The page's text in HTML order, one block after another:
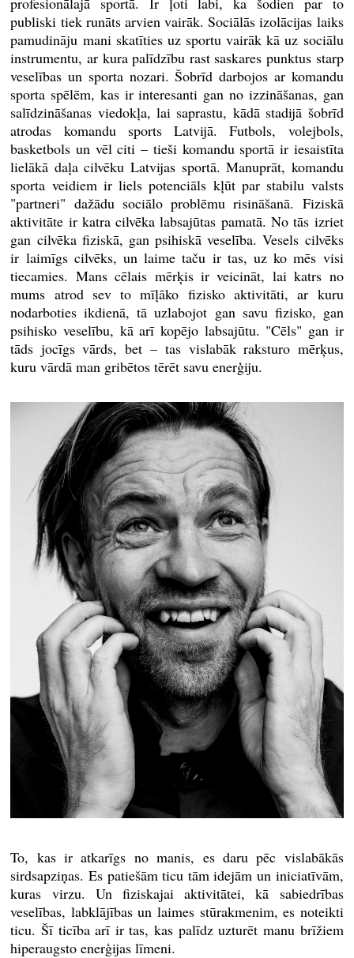
publiski tiek runāts arvien vairāk. Sociālās izolācijas laiks
pamudināju mani skatīties uz sportu vairāk kā uz sociālu
instrumentu, ar kura palīdzību rast saskares punktus starp
veselības un sporta nozari. Šobrīd darbojos ar komandu
sporta spēlēm, kas ir interesanti gan no izzināšanas, gan
salīdzināšanas viedokļa, lai saprastu, kādā stadijā šobrīd
atrodas komandu sports Latvijā. Futbols, volejbols,
basketbols un vēl citi – tieši komandu sportā ir iesaistīta
lielākā daļa cilvēku Latvijas sportā. Manuprāt, komandu
sporta veidiem ir liels potenciāls kļūt par stabilu valsts
"partneri" dažādu sociālo problēmu risināšanā. Fiziskā
aktivitāte ir katra cilvēka labsajūtas pamatā. No tās izriet
gan cilvēka fiziskā, gan psihiskā veselība. Vesels cilvēks
ir laimīgs cilvēks, un laime taču ir tas, uz ko mēs visi
tiecamies. Mans cēlais mērķis ir veicināt, lai katrs no
mums atrod sev to mīļāko fizisko aktivitāti, ar kuru
nodarboties ikdienā, tā uzlabojot gan savu fizisko, gan
psihisko veselību, kā arī kopējo labsajūtu. "Cēls" gan ir
tāds jocīgs vārds, bet – tas vislabāk raksturo mērķus,
kuru vārdā man gribētos tērēt savu enerģiju.
To, kas ir atkarīgs no manis, es daru pēc vislabākās
sirdsapziņas. Es patiešām ticu tām idejām un iniciatīvām,
kuras virzu. Un fiziskajai aktivitātei, kā sabiedrības
veselības, labklājības un laimes stūrakmenim, es noteikti
ticu. Šī ticība arī ir tas, kas palīdz uzturēt manu brīžiem
hiperaugsto enerģijas līmeni.